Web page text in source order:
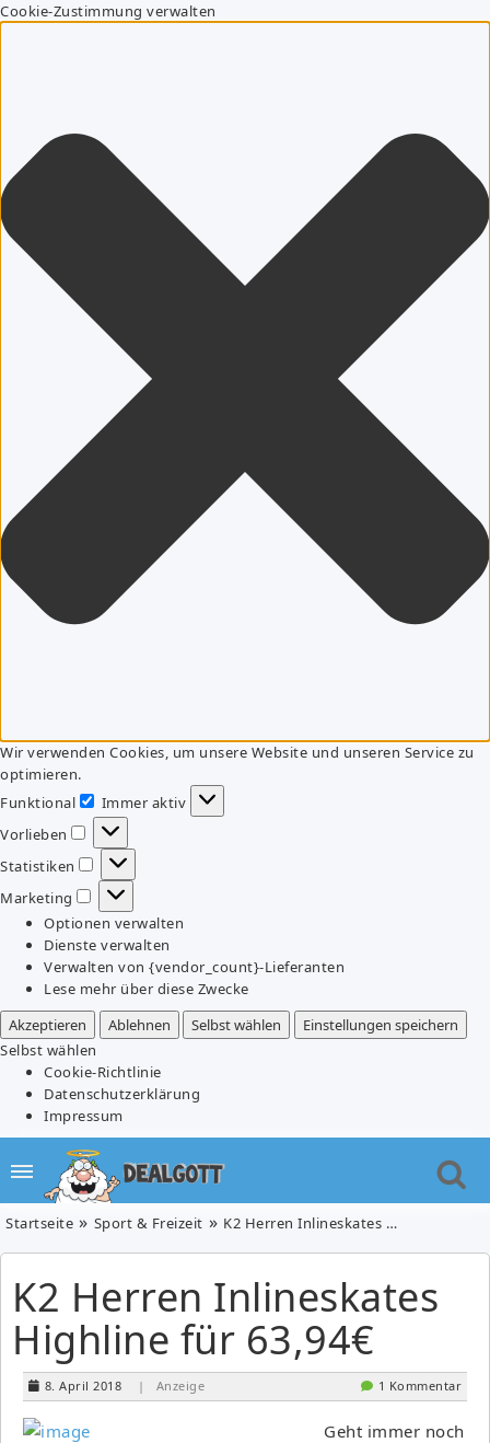
Cookie-Zustimmung verwalten
Wir verwenden Cookies, um unsere Website und unseren Service zu
optimieren.
Funktional
Funktional
Immer aktiv
Vorlieben
Vorlieben
Statistiken
Statistiken
Marketing
Marketing
Optionen verwalten
Dienste verwalten
Verwalten von {vendor_count}-Lieferanten
Lese mehr über diese Zwecke
Akzeptieren
Ablehnen Selbst wählen
Einstellungen speichern
Selbst wählen
Cookie-Richtlinie
Datenschutzerklärung
Impressum
Startseite Sport & Freizeit K2 Herren Inlineskates Highline für 63,94€
K2 Herren Inlineskates
Highline für 63,94€
8. April 2018 | Anzeige 1 Kommentar
Geht immer noch